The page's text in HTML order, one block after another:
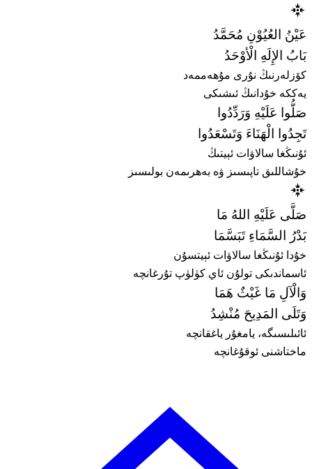
عَيْنُ العُيُوْنِ مُحَمَّدُ
بَابُ الإِلَهِ الْأوْحَدُ
كۆزلەرنىڭ نۇرى مۇھەممەد
يەككە خۇدانىڭ ئىشىكى
صَلُّوا عَلَيْهِ وَرَدِّدُوا
تَجِدُوا الْهَنَاءَ وَتَسْعَدُوا
ئۇنىڭغا سالاۋات ئېيتىڭ
خۇشاللىق تاپىسىز ۋە بەھرىمەن بولىسىز
صَلَّى عَلَيْهِ اللهُ مَا
بَدْرُ السَّمَاءِ تَبَسَّمَا
خۇدا ئۇنىڭغا سالاۋات ئېيتسۇن
ئاسماندىكى تولۇن ئاي كۈلۈپ تۇرغانچە
وَالْآلِ مَا غَيْثٌ هَمَا
وَتَلَى المَدِيحَ مُنْشِدُ
ئائىلىسىگە، يامغۇر ياغقانچە
ماختاشنى ئوقۇغانچە